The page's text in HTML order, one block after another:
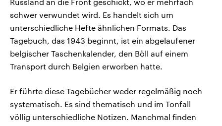
Russland an die Front geschickt, wo er mehrfach
schwer verwundet wird. Es handelt sich um
unterschiedliche Hefte ähnlichen Formats. Das
Tagebuch, das 1943 beginnt, ist ein abgelaufener
belgischer Taschenkalender, den Böll auf einem
Transport durch Belgien erworben hatte.
Er führte diese Tagebücher weder regelmäßig noch
systematisch. Es sind thematisch und im Tonfall
völlig unterschiedliche Notizen. Manchmal finden